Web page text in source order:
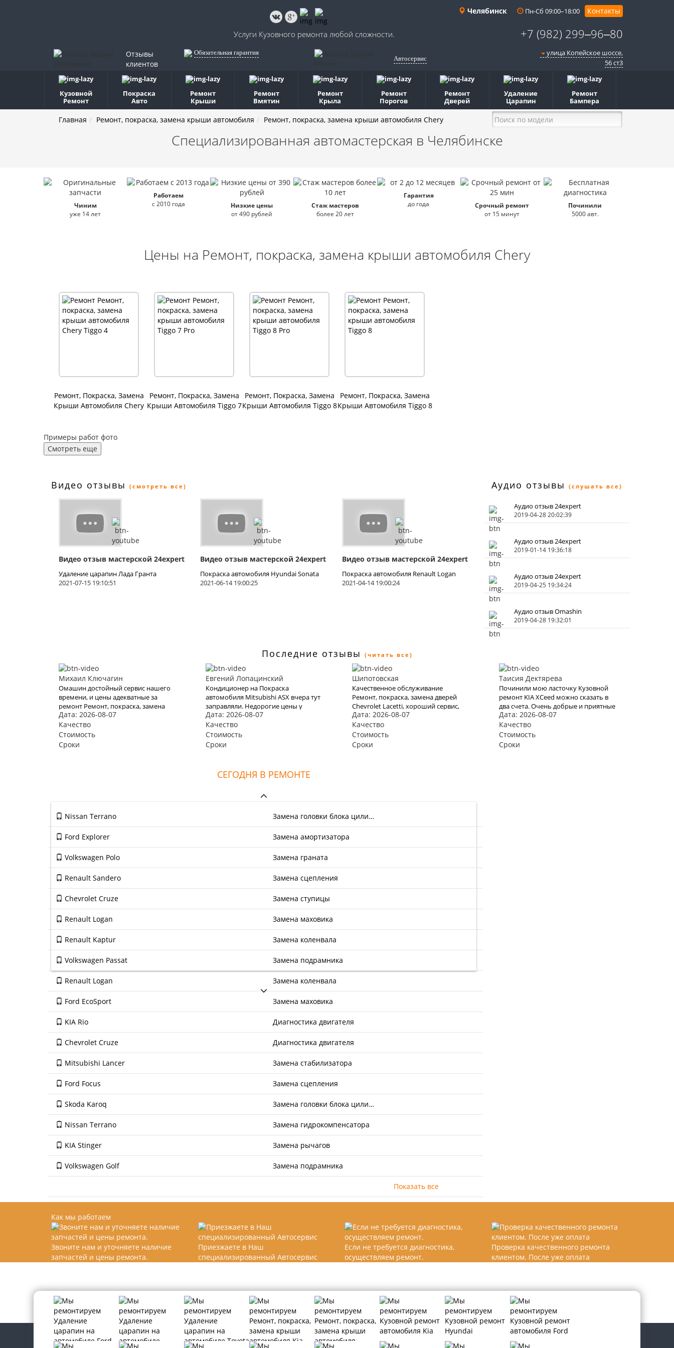
Челябинск Пн-Сб 09:00–18:00 Контакты
Услуги Кузовного ремонта любой сложности. +7 (982) 299‒96‒80
Отзывы
клиентов
Обязательная гарантия
Автосервис
улица Копейское шоссе,
56 ст3​
Кузовной
Ремонт
Покраска
Авто
Ремонт
Крыши
Ремонт
Вмятин
Ремонт
Крыла
Ремонт
Порогов
Ремонт
Дверей
Удаление
Царапин
Ремонт
Бампера
Главная Ремонт, покраска, замена крыши автомобиля Ремонт, покраска, замена крыши автомобиля Chery
Специализированная автомастерская в Челябинске
Чиним
уже 14 лет
Работаем
с 2010 года
Низкие цены
от 490 рублей
Стаж мастеров
более 20 лет
Гарантия
до года
Срочный ремонт
от 15 минут
Починили
5000 авт.
Цены на Ремонт, покраска, замена крыши автомобиля Chery
Ремонт, Покраска, Замена
Крыши Автомобиля Chery
Ремонт, Покраска, Замена
Крыши Автомобиля Tiggo 7
Ремонт, Покраска, Замена
Крыши Автомобиля Tiggo 8
Ремонт, Покраска, Замена
Крыши Автомобиля Tiggo 8
Примеры работ фото
Смотреть еще
Видео отзывы (смотреть все) Аудио отзывы (слушать все)
Видео отзыв мастерской 24expert
Удаление царапин Лада Гранта
2021-07-15 19:10:51
Видео отзыв мастерской 24expert
Покраска автомобиля Hyundai Sonata
2021-06-14 19:00:25
Видео отзыв мастерской 24expert
Покраска автомобиля Renault Logan
2021-04-14 19:00:24
Аудио отзыв 24expert
2019-04-28 20:02:39
Аудио отзыв 24expert
2019-01-14 19:36:18
Аудио отзыв 24expert
2019-04-25 19:34:24
Аудио отзыв Omashin
2019-04-28 19:32:01
Последние отзывы (читать все)
Михаил Ключагин
Омашин достойный сервис нашего
времени, и цены адекватные за
ремонт Ремонт, покраска, замена
дверей Volkswagen Tiguan, и
качество соответственно.
Дата: 2026-08-07
Качество
Стоимость
Сроки
Евгений Лопацинский
Кондиционер на Покраска
автомобиля Mitsubishi ASX вчера тут
заправляли. Недорогие цены у
ребят, общаются вежливо.
Кондиционер работает лучше
прежнего. Не зря заехала, довольна
осталась.
Дата: 2026-08-07
Качество
Стоимость
Сроки
Шипотовская
Качественное обслуживание
Ремонт, покраска, замена дверей
Chevrolet Lacetti, хороший сервис,
парни молодцы. машину мою
привели в полный порядок. не
ломалась еще тьфу тьфу после
ремонта ни разу.
Дата: 2026-08-07
Качество
Стоимость
Сроки
Таисия Дектярева
Починили мою ласточку Кузовной
ремонт KIA XCeed можно сказать в
два счета. Очень добрые и приятные
ребята и цены очень хорошие.
Дата: 2026-08-07
Качество
Стоимость
Сроки
СЕГОДНЯ В РЕМОНТЕ
Nissan Terrano Замена головки блока цили…
Ford Explorer Замена амортизатора
Volkswagen Polo Замена граната
Renault Sandero Замена сцепления
Chevrolet Cruze Замена ступицы
Renault Logan Замена маховика
Renault Kaptur Замена коленвала
Volkswagen Passat Замена подрамника
Renault Logan Замена коленвала
Ford EcoSport Замена маховика
KIA Rio Диагностика двигателя
Chevrolet Cruze Диагностика двигателя
Mitsubishi Lancer Замена стабилизатора
Ford Focus Замена сцепления
Skoda Karoq Замена головки блока цили…
Nissan Terrano Замена гидрокомпенсатора
KIA Stinger Замена рычагов
Volkswagen Golf Замена подрамника
Показать все
Как мы работаем
Звоните нам и уточняете наличие
запчастей и цены ремонта.
Приезжаете в Наш
специализированный Автосервис
Если не требуется диагностика,
осуществляем ремонт.
Проверка качественного ремонта
клиентом. После уже оплата